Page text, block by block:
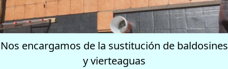
Nos encargamos de la sustitución de baldosines
y vierteaguas